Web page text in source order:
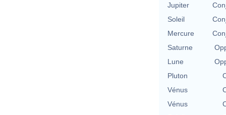
Jupiter
Soleil
Mercure
Saturne
Lune
Pluton
Vénus
Vénus